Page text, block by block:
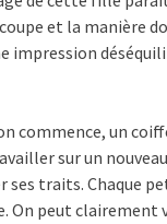
coupe et la manière
impression
commence, un
sur un
ses traits. Chaque
On peut